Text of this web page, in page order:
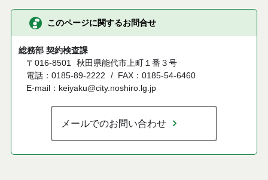
このページに関するお問合せ
総務部 契約検査課
〒016-8501 秋田県能代市上町１番３号
電話：0185-89-2222
FAX：0185-54-6460
E-mail：keiyaku@city.noshiro.lg.jp
メールでのお問い合わせ